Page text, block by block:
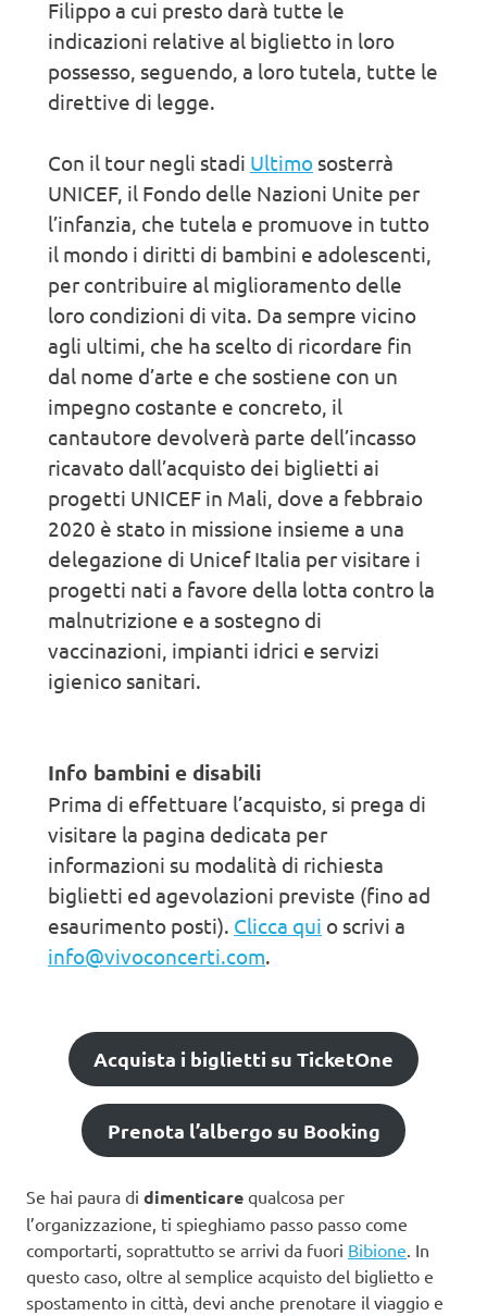
Filippo a cui presto darà tutte le
indicazioni relative al biglietto in loro
possesso, seguendo, a loro tutela, tutte le
direttive di legge.
Con il tour negli stadi Ultimo sosterrà
UNICEF, il Fondo delle Nazioni Unite per
l’infanzia, che tutela e promuove in tutto
il mondo i diritti di bambini e adolescenti,
per contribuire al miglioramento delle
loro condizioni di vita. Da sempre vicino
agli ultimi, che ha scelto di ricordare fin
dal nome d’arte e che sostiene con un
impegno costante e concreto, il
cantautore devolverà parte dell’incasso
ricavato dall’acquisto dei biglietti ai
progetti UNICEF in Mali, dove a febbraio
2020 è stato in missione insieme a una
delegazione di Unicef Italia per visitare i
progetti nati a favore della lotta contro la
malnutrizione e a sostegno di
vaccinazioni, impianti idrici e servizi
igienico sanitari.
Info bambini e disabili
Prima di effettuare l’acquisto, si prega di
visitare la pagina dedicata per
informazioni su modalità di richiesta
biglietti ed agevolazioni previste (fino ad
esaurimento posti). Clicca qui o scrivi a
info@vivoconcerti.com.
Acquista i biglietti su TicketOne
Prenota l’albergo su Booking
Se hai paura di dimenticare qualcosa per
l’organizzazione, ti spieghiamo passo passo come
comportarti, soprattutto se arrivi da fuori Bibione. In
questo caso, oltre al semplice acquisto del biglietto e
spostamento in città, devi anche prenotare il viaggio e